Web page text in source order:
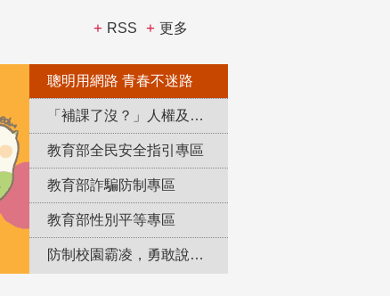
RSS 更多
聰明用網路 青春不迷路
「補課了沒？」人權及轉型正義教育專區
教育部全民安全指引專區
教育部詐騙防制專區
教育部性別平等專區
防制校園霸凌，勇敢說出來！